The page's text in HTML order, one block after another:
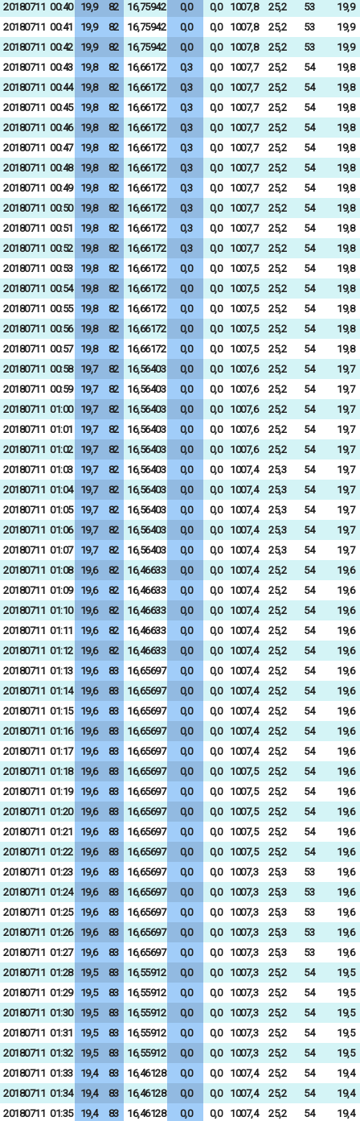
20180711 00:40 19,9 82 16,75942 0,0 0,0 1007,8 25,2 53
19,9
20180711 00:41 19,9 82 16,75942 0,0 0,0 1007,8 25,2 53
19,9
20180711 00:42 19,9 82 16,75942 0,0 0,0 1007,8 25,2 53
19,9
20180711 00:43 19,8 82 16,66172 0,3 0,0 1007,7 25,2 54
19,8
20180711 00:44 19,8 82 16,66172 0,3 0,0 1007,7 25,2 54
19,8
20180711 00:45 19,8 82 16,66172 0,3 0,0 1007,7 25,2 54
19,8
20180711 00:46 19,8 82 16,66172 0,3 0,0 1007,7 25,2 54
19,8
20180711 00:47 19,8 82 16,66172 0,3 0,0 1007,7 25,2 54
19,8
20180711 00:48 19,8 82 16,66172 0,3 0,0 1007,7 25,2 54
19,8
20180711 00:49 19,8 82 16,66172 0,3 0,0 1007,7 25,2 54
19,8
20180711 00:50 19,8 82 16,66172 0,3 0,0 1007,7 25,2 54
19,8
20180711 00:51 19,8 82 16,66172 0,3 0,0 1007,7 25,2 54
19,8
20180711 00:52 19,8 82 16,66172 0,3 0,0 1007,7 25,2 54
19,8
20180711 00:53 19,8 82 16,66172 0,0 0,0 1007,5 25,2 54
19,8
20180711 00:54 19,8 82 16,66172 0,0 0,0 1007,5 25,2 54
19,8
20180711 00:55 19,8 82 16,66172 0,0 0,0 1007,5 25,2 54
19,8
20180711 00:56 19,8 82 16,66172 0,0 0,0 1007,5 25,2 54
19,8
20180711 00:57 19,8 82 16,66172 0,0 0,0 1007,5 25,2 54
19,8
20180711 00:58 19,7 82 16,56403 0,0 0,0 1007,6 25,2 54
19,7
20180711 00:59 19,7 82 16,56403 0,0 0,0 1007,6 25,2 54
19,7
20180711 01:00 19,7 82 16,56403 0,0 0,0 1007,6 25,2 54
19,7
20180711 01:01 19,7 82 16,56403 0,0 0,0 1007,6 25,2 54
19,7
20180711 01:02 19,7 82 16,56403 0,0 0,0 1007,6 25,2 54
19,7
20180711 01:03 19,7 82 16,56403 0,0 0,0 1007,4 25,3 54
19,7
20180711 01:04 19,7 82 16,56403 0,0 0,0 1007,4 25,3 54
19,7
20180711 01:05 19,7 82 16,56403 0,0 0,0 1007,4 25,3 54
19,7
20180711 01:06 19,7 82 16,56403 0,0 0,0 1007,4 25,3 54
19,7
20180711 01:07 19,7 82 16,56403 0,0 0,0 1007,4 25,3 54
19,7
20180711 01:08 19,6 82 16,46633 0,0 0,0 1007,4 25,2 54
19,6
20180711 01:09 19,6 82 16,46633 0,0 0,0 1007,4 25,2 54
19,6
20180711 01:10 19,6 82 16,46633 0,0 0,0 1007,4 25,2 54
19,6
20180711 01:11 19,6 82 16,46633 0,0 0,0 1007,4 25,2 54
19,6
20180711 01:12 19,6 82 16,46633 0,0 0,0 1007,4 25,2 54
19,6
20180711 01:13 19,6 83 16,65697 0,0 0,0 1007,4 25,2 54
19,6
20180711 01:14 19,6 83 16,65697 0,0 0,0 1007,4 25,2 54
19,6
20180711 01:15 19,6 83 16,65697 0,0 0,0 1007,4 25,2 54
19,6
20180711 01:16 19,6 83 16,65697 0,0 0,0 1007,4 25,2 54
19,6
20180711 01:17 19,6 83 16,65697 0,0 0,0 1007,4 25,2 54
19,6
20180711 01:18 19,6 83 16,65697 0,0 0,0 1007,5 25,2 54
19,6
20180711 01:19 19,6 83 16,65697 0,0 0,0 1007,5 25,2 54
19,6
20180711 01:20 19,6 83 16,65697 0,0 0,0 1007,5 25,2 54
19,6
20180711 01:21 19,6 83 16,65697 0,0 0,0 1007,5 25,2 54
19,6
20180711 01:22 19,6 83 16,65697 0,0 0,0 1007,5 25,2 54
19,6
20180711 01:23 19,6 83 16,65697 0,0 0,0 1007,3 25,3 53
19,6
20180711 01:24 19,6 83 16,65697 0,0 0,0 1007,3 25,3 53
19,6
20180711 01:25 19,6 83 16,65697 0,0 0,0 1007,3 25,3 53
19,6
20180711 01:26 19,6 83 16,65697 0,0 0,0 1007,3 25,3 53
19,6
20180711 01:27 19,6 83 16,65697 0,0 0,0 1007,3 25,3 53
19,6
20180711 01:28 19,5 83 16,55912 0,0 0,0 1007,3 25,2 54
19,5
20180711 01:29 19,5 83 16,55912 0,0 0,0 1007,3 25,2 54
19,5
20180711 01:30 19,5 83 16,55912 0,0 0,0 1007,3 25,2 54
19,5
20180711 01:31 19,5 83 16,55912 0,0 0,0 1007,3 25,2 54
19,5
20180711 01:32 19,5 83 16,55912 0,0 0,0 1007,3 25,2 54
19,5
20180711 01:33 19,4 83 16,46128 0,0 0,0 1007,4 25,2 54
19,4
20180711 01:34 19,4 83 16,46128 0,0 0,0 1007,4 25,2 54
19,4
20180711 01:35 19,4 83 16,46128 0,0 0,0 1007,4 25,2 54
19,4